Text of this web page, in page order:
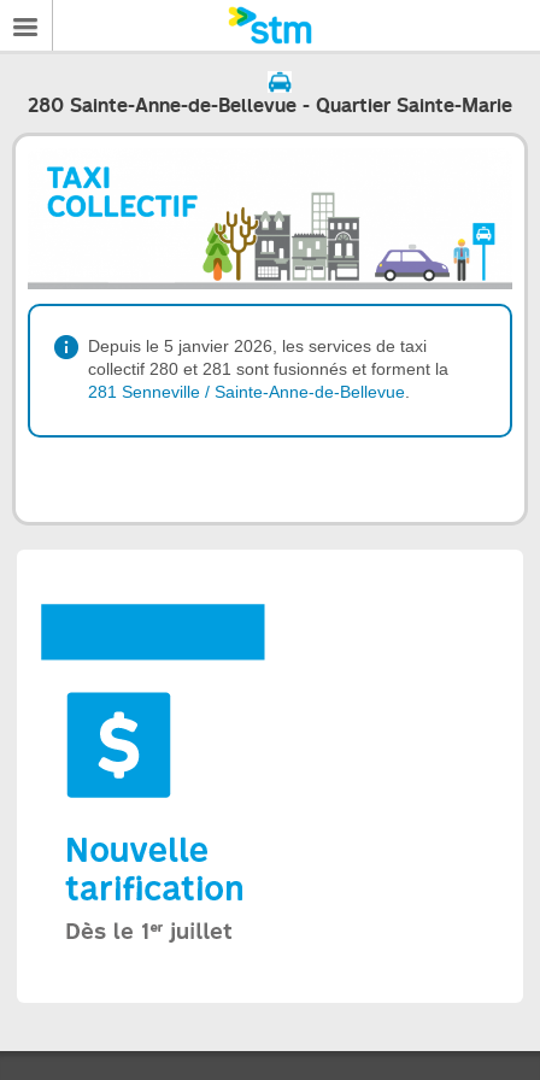
280 Sainte-Anne-de-Bellevue - Quartier Sainte-Marie
Depuis le 5 janvier 2026, les services de taxi
collectif 280 et 281 sont fusionnés et forment la
281 Senneville / Sainte-Anne-de-Bellevue.